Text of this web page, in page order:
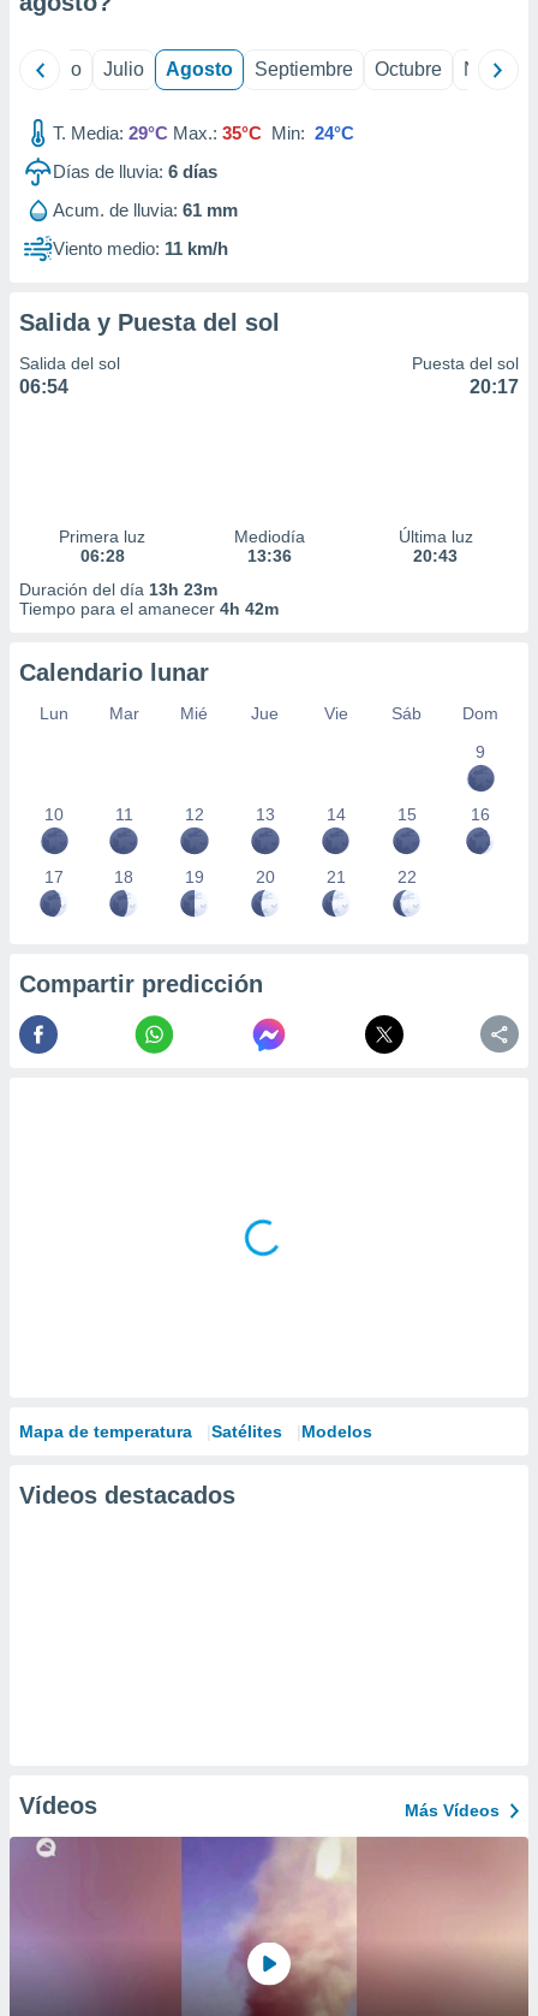
mediante
publicidad
publicidad
1199
Junio Julio Agosto Septiembre Octubre
T. Media: 29°C Max.: 35°C Min: 24°C
Días de lluvia: 6 días
Acum. de lluvia: 61 mm
Viento medio: 11 km/h
Salida y Puesta del sol
Salida del sol
06:54
Puesta del sol
20:17
Primera luz
06:28
Mediodía
13:36
Última luz
20:43
Duración del día 13h 23m
Tiempo para el amanecer 4h 42m
Calendario lunar
Lun Mar Mié Jue Vie Sáb
Dom
9
10 11 12 13 14 15 16
17 18 19 20 21 22
Compartir predicción
Mapa de temperatura Satélites Modelos
Videos destacados
Vídeos Más Vídeos